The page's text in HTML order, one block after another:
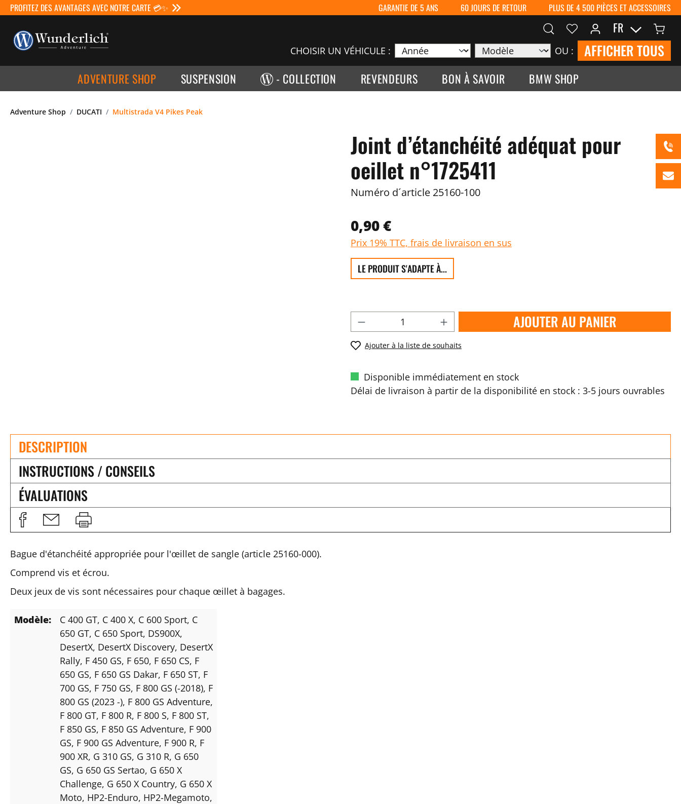
PROFITEZ DES AVANTAGES AVEC NOTRE CARTE 💳✨ GARANTIE DE 5 ANS 60 JOURS DE RETOUR PLUS DE 4 500 PIÈCES ET ACCESSOIRES
CHOISIR UN VÉHICULE : OU : AFFICHER TOUS
FR
ADVENTURE SHOP SUSPENSION - COLLECTION REVENDEURS BON À SAVOIR BMW SHOP
Adventure Shop DUCATI Multistrada V4 Pikes Peak
Joint d’étanchéité adéquat pour
oeillet n°1725411
Numéro d´article 25160-100
0,90 €
Prix 19% TTC, frais de livraison en sus
LE PRODUIT S'ADAPTE À...
AJOUTER AU PANIER
Ajouter à la liste de souhaits
Disponible immédiatement en stock
Délai de livraison à partir de la disponibilité en stock : 3-5 jours ouvrables
DESCRIPTION
INSTRUCTIONS / CONSEILS
ÉVALUATIONS
Bague d'étanchéité appropriée pour l'œillet de sangle (article 25160-000).
Comprend vis et écrou.
Deux jeux de vis sont nécessaires pour chaque œillet à bagages.
Modèle: C 400 GT, C 400 X, C 600 Sport, C
650 GT, C 650 Sport, DS900X,
DesertX, DesertX Discovery, DesertX
Rally, F 450 GS, F 650, F 650 CS, F
650 GS, F 650 GS Dakar, F 650 ST, F
700 GS, F 750 GS, F 800 GS (-2018), F
800 GS (2023 -), F 800 GS Adventure,
F 800 GT, F 800 R, F 800 S, F 800 ST,
F 850 GS, F 850 GS Adventure, F 900
GS, F 900 GS Adventure, F 900 R, F
900 XR, G 310 GS, G 310 R, G 650
GS, G 650 GS Sertao, G 650 X
Challenge, G 650 X Country, G 650 X
Moto, HP2-Enduro, HP2-Megamoto,